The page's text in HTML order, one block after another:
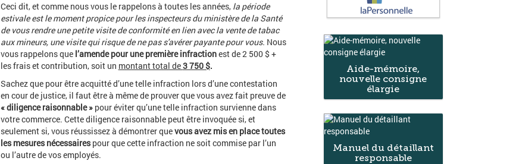
Ceci dit, et comme nous vous le rappelons à toutes les années, la période
estivale est le moment propice pour les inspecteursdu ministère de la Santé
de vous rendre une petite visite de conformité en lien avec la vente de tabac
aux mineurs, une visite qui risque de ne pas s'avérer payante pour vous. Nous
vous rappelons que l’amende pour une première infractionest de 2 500 $ +
les frais et contribution, soit un montant total de3 750 $.
Sachez que pour être acquitté d’une telle infraction lors d’une contestation
en cour de justice, il faut être à même de prouver que vous avez fait preuve de
« diligence raisonnable » pour éviter qu’une telle infraction survienne dans
votre commerce. Cette diligence raisonnable peut être invoquée si, et
seulement si, vous réussissez à démontrer quevous avez mis en place toutes
les mesures nécessairespour que cette infraction ne soit commise par l’un
ou l’autre de vos employés.
Aide-mémoire,
nouvelle consigne
élargie
Manuel du détaillant
responsable